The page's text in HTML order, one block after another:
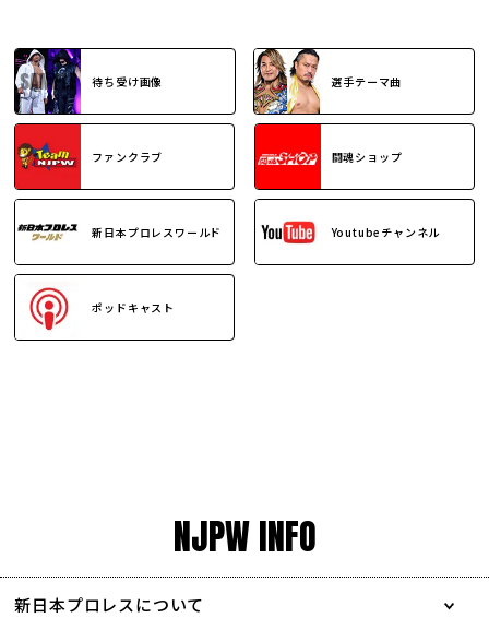
待ち受け画像 選手テーマ曲
ファンクラブ 闘魂ショップ
新日本プロレスワールド Youtubeチャンネル
ポッドキャスト
NJPW INFO
新日本プロレスについて